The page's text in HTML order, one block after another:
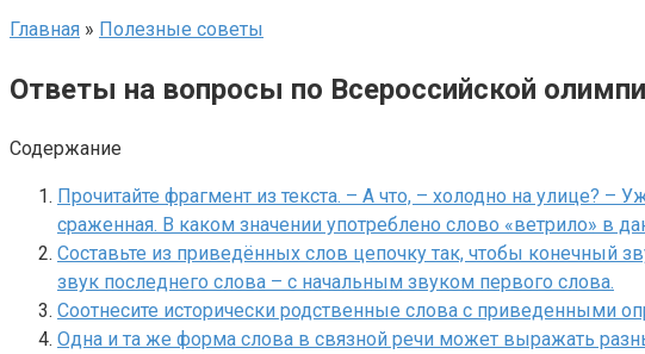
Главная » Полезные советы
Ответы на вопросы по Всероссийской
Содержание
Прочитайте фрагмент из текста. – А что, – холодно на улице? –
сраженная. В каком значении употреблено слово «ветрило» в
Составьте из приведённых слов цепочку так, чтобы
звук последнего слова – с начальным звуком первого слова.
Соотнесите исторически родственные слова с приведенными
Одна и та же форма слова в связной речи может выражать